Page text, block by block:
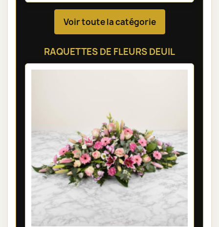
Voir toute la catégorie
RAQUETTES DE FLEURS DEUIL